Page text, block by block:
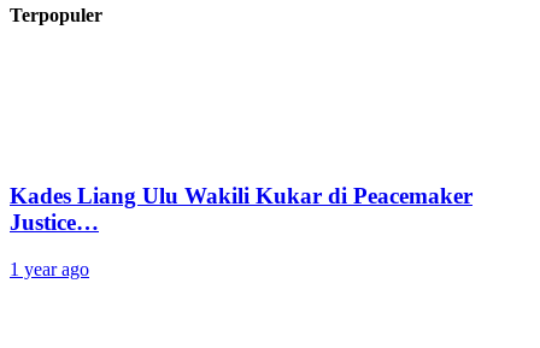
Terpopuler
Kades Liang Ulu Wakili Kukar di Peacemaker
Justice…
1 year ago